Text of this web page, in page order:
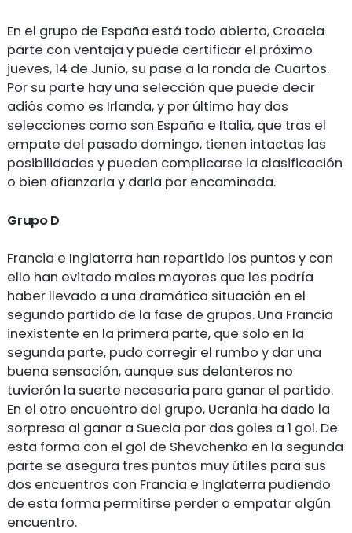
En el grupo de España está todo abierto, Croacia
parte con ventaja y puede certificar el próximo
jueves, 14 de Junio, su pase a la ronda de Cuartos.
Por su parte hay una selección que puede decir
adiós como es Irlanda, y por último hay dos
selecciones como son España e Italia, que tras el
empate del pasado domingo, tienen intactas las
posibilidades y pueden complicarse la clasificación
o bien afianzarla y darla por encaminada.
Grupo D
Francia e Inglaterra han repartido los puntos y con
ello han evitado males mayores que les podría
haber llevado a una dramática situación en el
segundo partido de la fase de grupos. Una Francia
inexistente en la primera parte, que solo en la
segunda parte, pudo corregir el rumbo y dar una
buena sensación, aunque sus delanteros no
tuvierón la suerte necesaria para ganar el partido.
En el otro encuentro del grupo, Ucrania ha dado la
sorpresa al ganar a Suecia por dos goles a 1 gol. De
esta forma con el gol de Shevchenko en la segunda
parte se asegura tres puntos muy útiles para sus
dos encuentros con Francia e Inglaterra pudiendo
de esta forma permitirse perder o empatar algún
encuentro.